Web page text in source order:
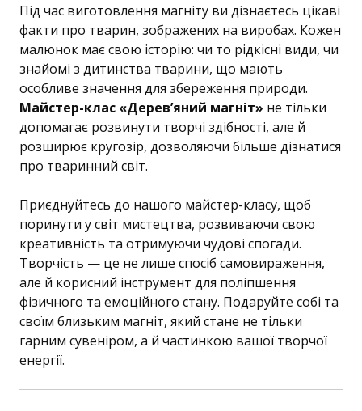
Під час виготовлення магніту ви дізнаєтесь цікаві
факти про тварин, зображених на виробах. Кожен
малюнок має свою історію: чи то рідкісні види, чи
знайомі з дитинства тварини, що мають
особливе значення для збереження природи.
Майстер-клас «Дерев’яний магніт» не тільки
допомагає розвинути творчі здібності, але й
розширює кругозір, дозволяючи більше дізнатися
про тваринний світ.
Приєднуйтесь до нашого майстер-класу, щоб
поринути у світ мистецтва, розвиваючи свою
креативність та отримуючи чудові спогади.
Творчість — це не лише спосіб самовираження,
але й корисний інструмент для поліпшення
фізичного та емоційного стану. Подаруйте собі та
своїм близьким магніт, який стане не тільки
гарним сувеніром, а й частинкою вашої творчої
енергії.